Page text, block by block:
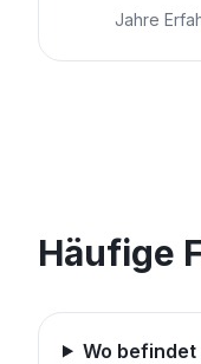
Jahre
Häufige
Wo